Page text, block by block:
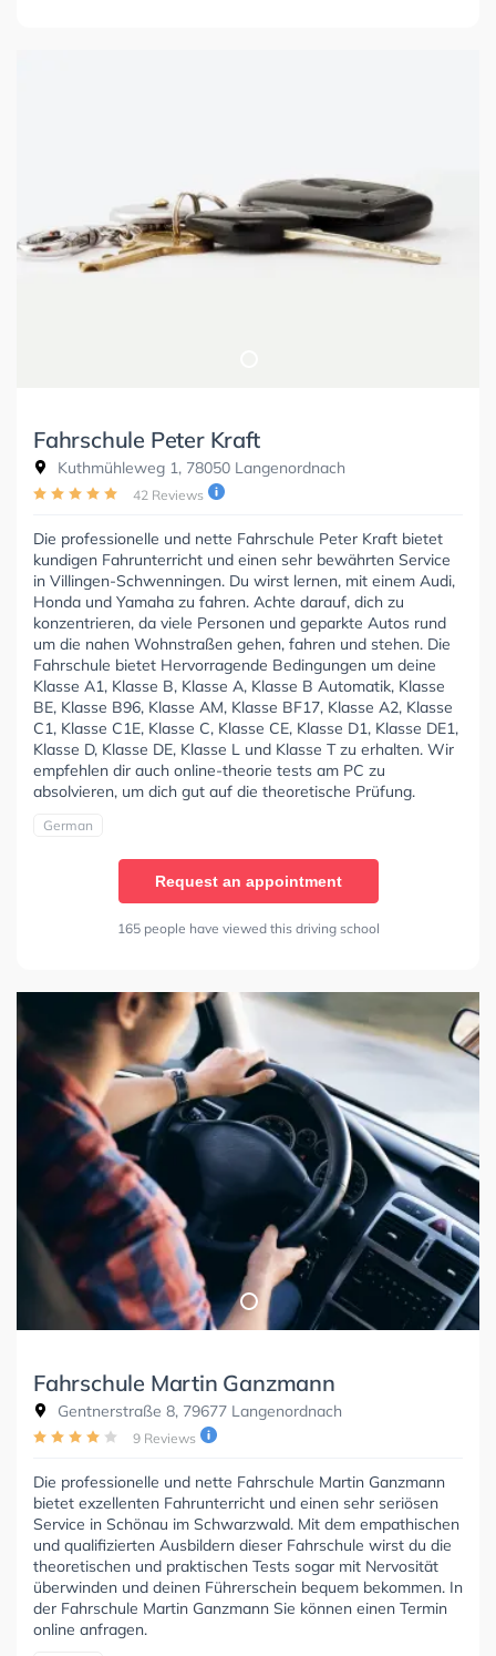
Fahrschule Peter Kraft
Kuthmühleweg 1, 78050 Langenordnach
42 Reviews
Die professionelle und nette Fahrschule Peter Kraft bietet
kundigen Fahrunterricht und einen sehr bewährten Service
in Villingen-Schwenningen. Du wirst lernen, mit einem Audi,
Honda und Yamaha zu fahren. Achte darauf, dich zu
konzentrieren, da viele Personen und geparkte Autos rund
um die nahen Wohnstraßen gehen, fahren und stehen. Die
Fahrschule bietet Hervorragende Bedingungen um deine
Klasse A1, Klasse B, Klasse A, Klasse B Automatik, Klasse
BE, Klasse B96, Klasse AM, Klasse BF17, Klasse A2, Klasse
C1, Klasse C1E, Klasse C, Klasse CE, Klasse D1, Klasse DE1,
Klasse D, Klasse DE, Klasse L und Klasse T zu erhalten. Wir
empfehlen dir auch online-theorie tests am PC zu
absolvieren, um dich gut auf die theoretische Prüfung.
German
Request an appointment
165 people have viewed this driving school
Fahrschule Martin Ganzmann
Gentnerstraße 8, 79677 Langenordnach
9 Reviews
Die professionelle und nette Fahrschule Martin Ganzmann
bietet exzellenten Fahrunterricht und einen sehr seriösen
Service in Schönau im Schwarzwald. Mit dem empathischen
und qualifizierten Ausbildern dieser Fahrschule wirst du die
theoretischen und praktischen Tests sogar mit Nervosität
überwinden und deinen Führerschein bequem bekommen. In
der Fahrschule Martin Ganzmann Sie können einen Termin
online anfragen.